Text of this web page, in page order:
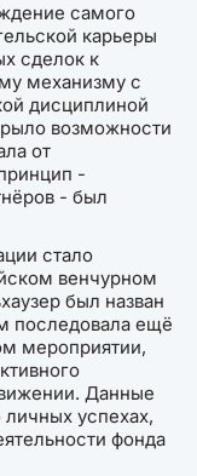
самого
карьеры
сделок к
механизму с
дисциплиной
возможности
от
-
- был
стало
венчурном
был назван
последовала ещё
мероприятии,
Данные
успехах,
фонда